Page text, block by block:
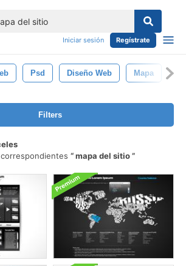
Iniciar sesión Regístrate
Psd Diseño Web Mapa
Filters
mapa del sitio